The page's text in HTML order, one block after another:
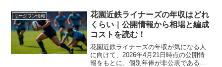
る実践ガイドです。
リーグワン情報
花園近鉄ライナーズの年収はどれ
くらい｜公開情報から相場と編成
コストを読む！
花園近鉄ライナーズの年収が気になる人
に向けて、2026年4月21日時点の公開情
報をもとに、個別年俸が非公表である理